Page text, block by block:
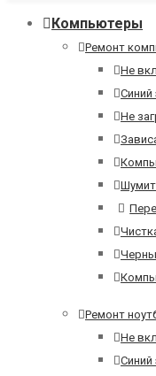
Компьютеры
Ремонт
Не
Синий
Не
Ремонт
Не
Синий